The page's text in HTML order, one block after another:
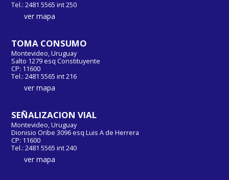
Tel.: 2481 5565 int 250
ver mapa
TOMA CONSUMO
Montevideo, Uruguay
Salto 1279 esq Constituyente
CP: 11600
Tel.: 2481 5565 int 216
ver mapa
SEÑALIZACION VIAL
Montevideo, Uruguay
Dionisio Oribe 3096 esq Luis A de Herrera
CP: 11600
Tel.: 2481 5565 int 240
ver mapa